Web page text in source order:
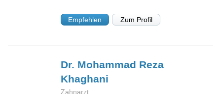
Empfehlen Zum Profil
Dr. Mohammad Reza
Khaghani
Zahnarzt